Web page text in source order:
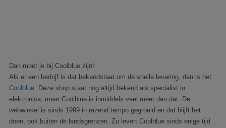
Dan moet je bij Coolblue zijn!
Als er een bedrijf is dat bekendstaat om de snelle levering, dan is het
Coolblue. Deze shop staat nog altijd bekend als specialist in
elektronica, maar Coolblue is inmiddels veel meer dan dat. De
webwinkel is sinds 1999 in razend tempo gegroeid en dat blijft het
doen, ook buiten de landsgrenzen. Zo levert Coolblue sinds enige tijd